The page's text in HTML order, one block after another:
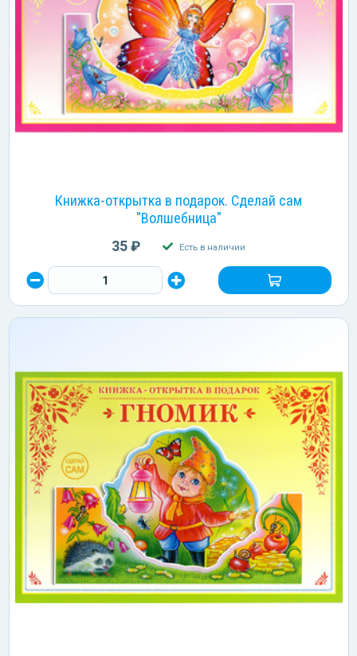
Книжка-открытка в подарок. Сделай сам
"Волшебница"
35 ₽ Есть в наличии